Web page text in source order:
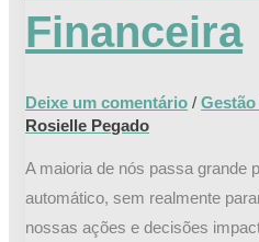
Financeira
Deixe um comentário /
Rosielle Pegado
A maioria de nós passa grande
automático, sem realmente
nossas ações e decisões